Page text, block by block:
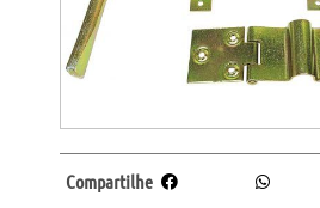
Compartilhe